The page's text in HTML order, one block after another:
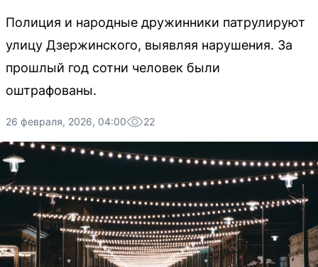
Полиция и народные дружинники патрулируют
улицу Дзержинского, выявляя нарушения. За
прошлый год сотни человек были
оштрафованы.
26 февраля, 2026, 04:00 22